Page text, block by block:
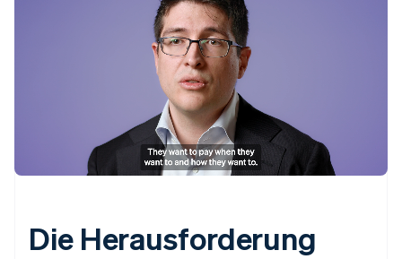
Die Herausforderung